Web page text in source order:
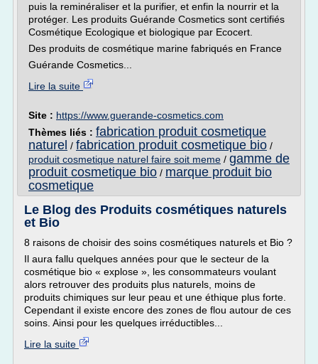
puis la reminéraliser et la purifier, et enfin la nourrir et la
protéger. Les produits Guérande Cosmetics sont certifiés
Cosmétique Ecologique et biologique par Ecocert.
Des produits de cosmétique marine fabriqués en France
Guérande Cosmetics...
Lire la suite
Site : https://www.guerande-cosmetics.com
Thèmes liés : fabrication produit cosmetique
naturel / fabrication produit cosmetique bio /
produit cosmetique naturel faire soit meme / gamme de
produit cosmetique bio / marque produit bio
cosmetique
Le Blog des Produits cosmétiques naturels
et Bio
8 raisons de choisir des soins cosmétiques naturels et Bio ?
Il aura fallu quelques années pour que le secteur de la
cosmétique bio « explose », les consommateurs voulant
alors retrouver des produits plus naturels, moins de
produits chimiques sur leur peau et une éthique plus forte.
Cependant il existe encore des zones de flou autour de ces
soins. Ainsi pour les quelques irréductibles...
Lire la suite